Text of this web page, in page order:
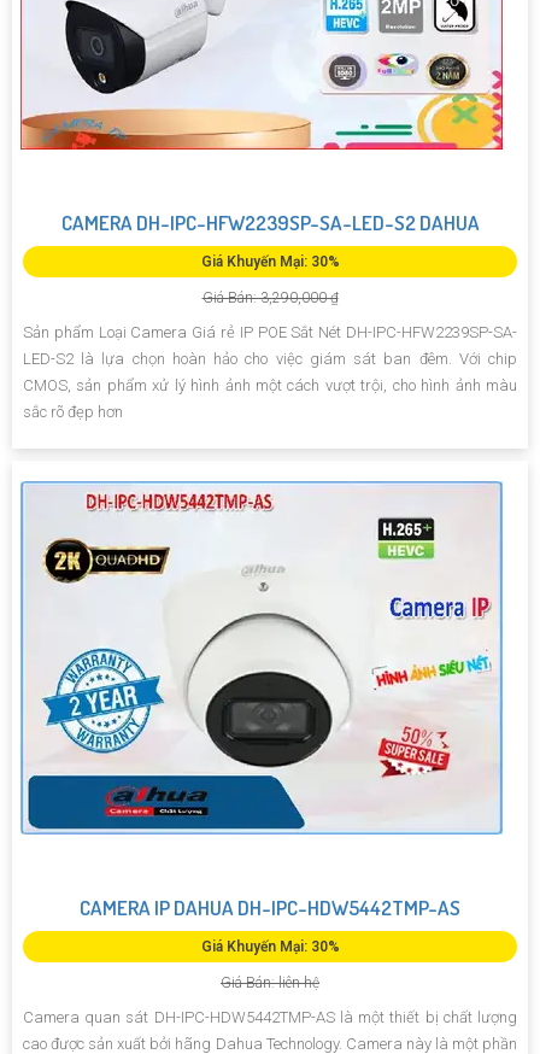
CAMERA DH-IPC-HFW2239SP-SA-LED-S2 DAHUA
Giá Khuyến Mại: 30%
Giá Bán: 3,290,000 ₫
Sản phẩm Loại Camera Giá rẻ IP POE Sắt Nét DH-IPC-HFW2239SP-SA-
LED-S2 là lựa chọn hoàn hảo cho việc giám sát ban đêm. Với chip
CMOS, sản phẩm xử lý hình ảnh một cách vượt trội, cho hình ảnh màu
sắc rõ đẹp hơn
CAMERA IP DAHUA DH-IPC-HDW5442TMP-AS
Giá Khuyến Mại: 30%
Giá Bán: liên hệ
Camera quan sát DH-IPC-HDW5442TMP-AS là một thiết bị chất lượng
cao được sản xuất bởi hãng Dahua Technology. Camera này là một phần